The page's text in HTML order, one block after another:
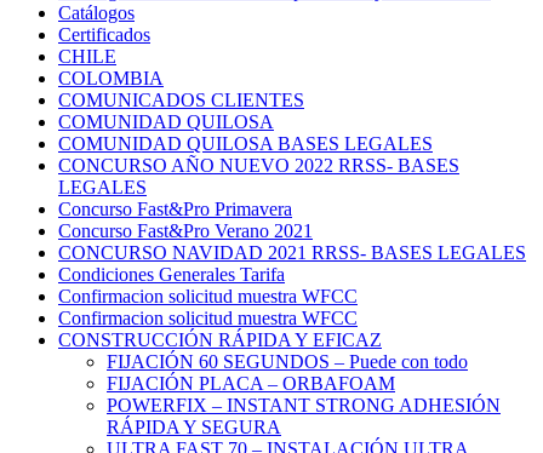
Catálogos
Certificados
CHILE
COLOMBIA
COMUNICADOS CLIENTES
COMUNIDAD QUILOSA
COMUNIDAD QUILOSA BASES LEGALES
CONCURSO AÑO NUEVO 2022 RRSS- BASES
LEGALES
Concurso Fast&Pro Primavera
Concurso Fast&Pro Verano 2021
CONCURSO NAVIDAD 2021 RRSS- BASES LEGALES
Condiciones Generales Tarifa
Confirmacion solicitud muestra WFCC
Confirmacion solicitud muestra WFCC
CONSTRUCCIÓN RÁPIDA Y EFICAZ
FIJACIÓN 60 SEGUNDOS – Puede con todo
FIJACIÓN PLACA – ORBAFOAM
POWERFIX – INSTANT STRONG ADHESIÓN
RÁPIDA Y SEGURA
ULTRA FAST 70 – INSTALACIÓN ULTRA